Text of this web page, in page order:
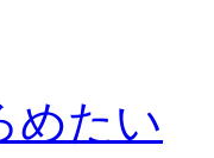
めたい